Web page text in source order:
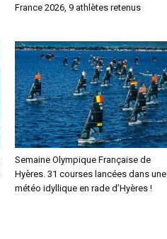
France 2026, 9 athlètes retenus
Semaine Olympique Française de
Hyères. 31 courses lancées dans une
météo idyllique en rade d’Hyères !